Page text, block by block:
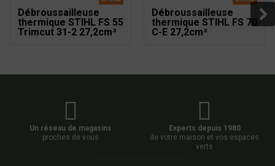
Débroussailleuse
thermique STIHL FS 55
Trimcut 31-2 27,2cm³
Débroussailleuse
thermique STIHL FS 70
C-E 27,2cm³
Un réseau de magasins
proches de vous
Experts depuis 1980
de votre maison et vos espaces
verts